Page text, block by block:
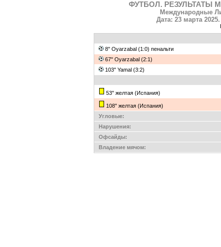
ФУТБОЛ. РЕЗУЛЬТАТЫ
Международные
Дата: 23 марта
8'' Oyarzabal (1:0) пенальти
67'' Oyarzabal (2:1)
103'' Yamal (3:2)
53'' желтая (Испания)
108'' желтая (Испания)
Угловые:
Нарушения:
Офсайды:
Владение мячом: